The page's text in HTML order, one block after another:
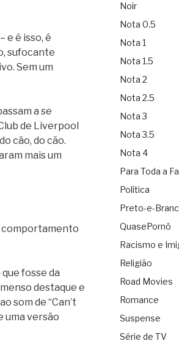
– e é isso, é
sufocante
Sem um
a se
de Liverpool
cão, do cão.
mais um
comportamento
fosse da
destaque e
som de “Can’t
uma versão
Noir
Nota 0.5
Nota 1
Nota 1.5
Nota 2
Nota 2.5
Nota 3
Nota 3.5
Nota 4
Para Toda a
Política
Preto-e-
QuasePornô
Racismo e
Religião
Road Movies
Romance
Suspense
Série de TV